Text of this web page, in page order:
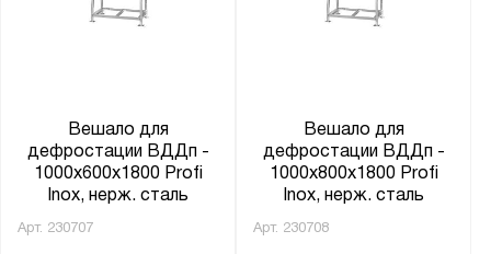
Вешало для
дефростации ВДДп -
1000x600x1800 Profi
Inox, нерж. сталь
Арт. 230707
Вешало для
дефростации ВДДп -
1000x800x1800 Profi
Inox, нерж. сталь
Арт. 230708